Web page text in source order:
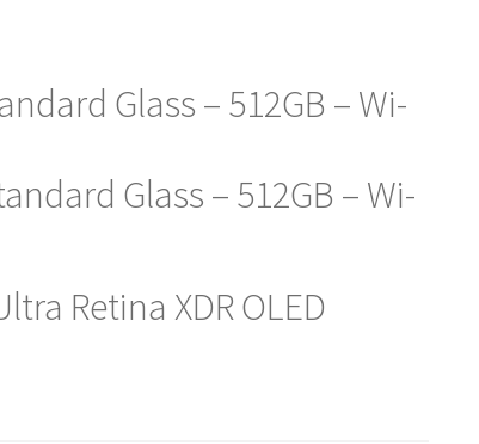
Glass – 512GB – Wi-
Glass – 512GB – Wi-
Retina XDR OLED